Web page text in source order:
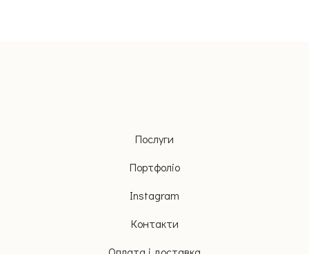
Послуги
Портфоліо
Instagram
Контакти